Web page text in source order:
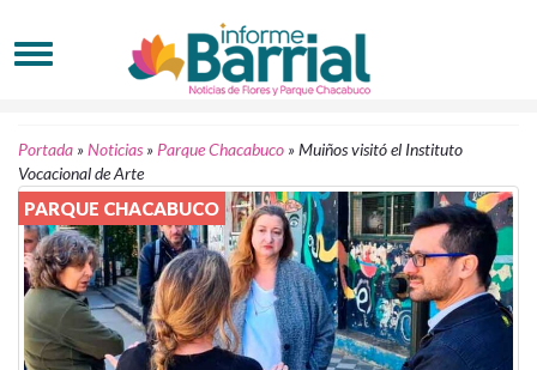
Portada »Noticias » Parque Chacabuco »Muiños visitó el Instituto
Vocacional de Arte
PARQUE CHACABUCO